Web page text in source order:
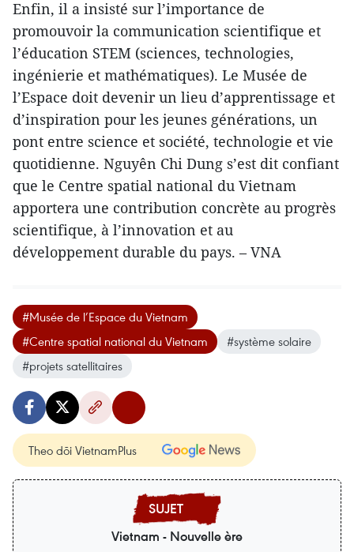
Enfin, il a insisté sur l’importance de
promouvoir la communication scientifique et
l’éducation STEM (sciences, technologies,
ingénierie et mathématiques). Le Musée de
l’Espace doit devenir un lieu d’apprentissage et
d’inspiration pour les jeunes générations, un
pont entre science et société, technologie et vie
quotidienne. Nguyên Chi Dung s’est dit confiant
que le Centre spatial national du Vietnam
apportera une contribution concrète au progrès
scientifique, à l’innovation et au
développement durable du pays. – VNA
#Musée de l’Espace du Vietnam
#Centre spatial national du Vietnam
#système solaire
#projets satellitaires
Theo dõi VietnamPlus
Vietnam - Nouvelle ère